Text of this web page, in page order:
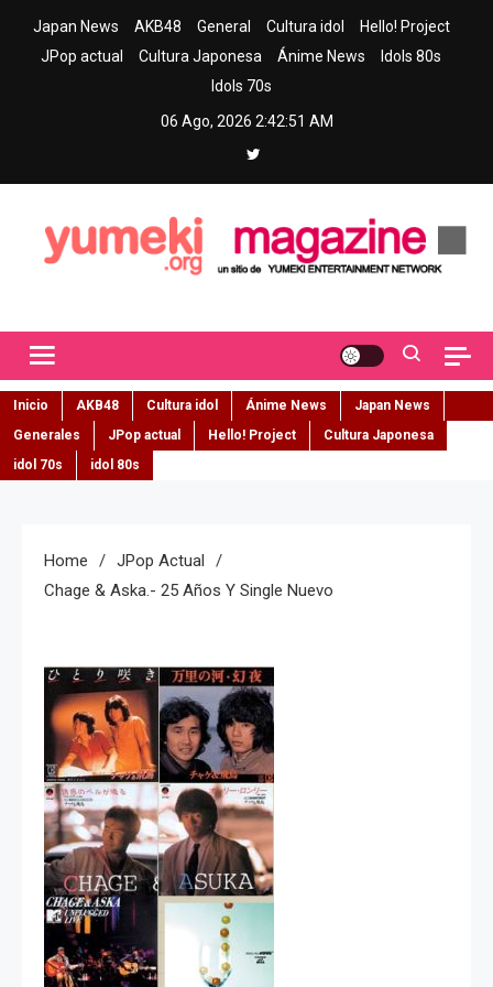
Japan News AKB48 General Cultura idol
Hello! Project
JPop actual
Cultura Japonesa Ánime News
Idols 80s
Idols 70s
06 Ago, 2026 2:42:52 AM
Inicio AKB48 Cultura idol Ánime News
Japan News
Generales
JPop actual Hello! Project
Cultura Japonesa
idol 70s
idol 80s
Home
JPop Actual
Chage & Aska.- 25 Años Y Single Nuevo